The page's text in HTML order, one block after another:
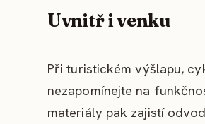
Uvnitř i venku
Při turistickém výšlapu,
nezapomínejte na
materiály pak zajistí